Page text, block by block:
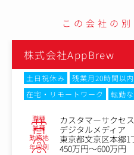
この会社の
株式会社AppBrew
土日祝休み 残業月20時間以内
在宅・リモートワーク
転勤
職種 カスタマーサクセス
業種 デジタルメディア
勤務地 東京都文京区本郷1
年収例
450万円～600万円